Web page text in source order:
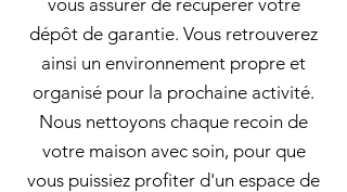
vous assurer de récupérer votre
dépôt de garantie. Vous retrouverez
ainsi un environnement propre et
organisé pour la prochaine activité.
Nous nettoyons chaque recoin de
votre maison avec soin, pour que
vous puissiez profiter d'un espace de